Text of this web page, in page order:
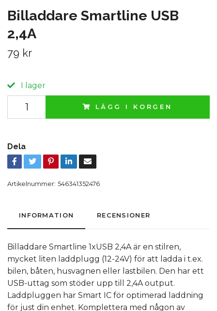
Billaddare Smartline USB
2,4A
79 kr
I lager
LÄGG I KORGEN
Dela
Artikelnummer: 546341352476
INFORMATION RECENSIONER
Billaddare Smartline 1xUSB 2,4A är en stilren,
mycket liten laddplugg (12-24V) för att ladda i t.ex.
bilen, båten, husvagnen eller lastbilen. Den har ett
USB-uttag som stöder upp till 2,4A output.
Laddpluggen har Smart IC för optimerad laddning
för just din enhet. Komplettera med någon av